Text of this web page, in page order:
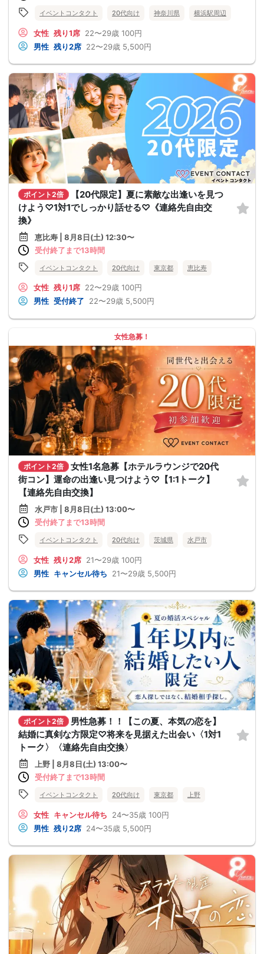
イベントコンタクト 20代向け 神奈川県 横浜駅周辺
女性 残り1席 22〜29歳 100円
男性 残り2席 22〜29歳 5,500円
ポイント2倍
【20代限定】夏に素敵な出逢いを見つ
けよう♡1対1でしっかり話せる♡《連絡先自由交
換》
恵比寿 | 8月8日(土) 12:30〜
受付終了まで13時間
イベントコンタクト 20代向け 東京都 恵比寿
女性 残り1席 22〜29歳 100円
男性 受付終了 22〜29歳 5,500円
女性急募！
ポイント2倍
女性1名急募【ホテルラウンジで20代
街コン】運命の出逢い見つけよう♡【1:1トーク】
【連絡先自由交換】
水戸市 | 8月8日(土) 13:00〜
受付終了まで13時間
イベントコンタクト 20代向け 茨城県 水戸市
女性 残り2席 21〜29歳 100円
男性 キャンセル待ち 21〜29歳 5,500円
ポイント2倍
男性急募！！【この夏、本気の恋を】
結婚に真剣な方限定♡将来を見据えた出会い〈1対1
トーク〉〈連絡先自由交換〉
上野 | 8月8日(土) 13:00〜
受付終了まで13時間
イベントコンタクト 20代向け 東京都 上野
女性 キャンセル待ち 24〜35歳 100円
男性 残り2席 24〜35歳 5,500円